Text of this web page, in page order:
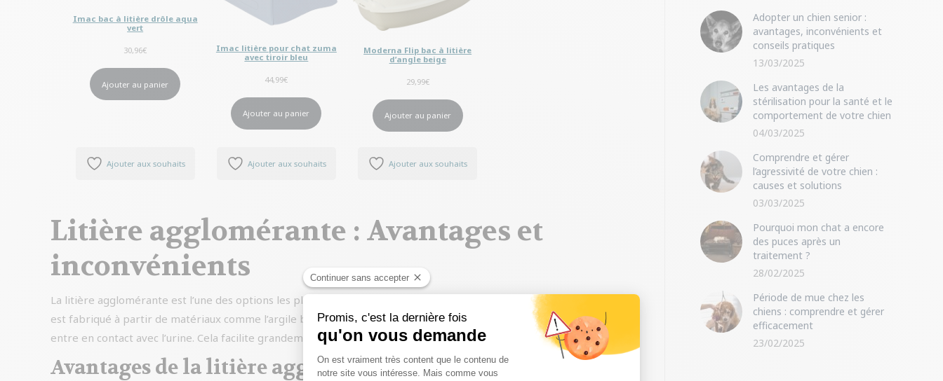
Imac bac à litière drôle aqua
vert
30,96€
Ajouter au panier
Ajouter aux souhaits
Imac litière pour chat zuma
avec tiroir bleu
44,99€
Ajouter au panier
Ajouter aux souhaits
Moderna Flip bac à litière
d’angle beige
29,99€
Ajouter au panier
Ajouter aux souhaits
Litière agglomérante : Avantages et
inconvénients
La litière agglomérante est l’une des options les plus populaires parmi les propriétaires de chats. Ce type de litière
est fabriqué à partir de matériaux comme l’argile bentonite, qui a la capacité de former des amas solides lorsqu’elle
entre en contact avec l’urine. Cela facilite grandement le nettoyage et le maintien de la propreté de la litière.
Avantages de la litière agglomérante
Adopter un chien senior :
avantages, inconvénients et
conseils pratiques
13/03/2025
Les avantages de la
stérilisation pour la santé et le
comportement de votre chien
04/03/2025
Comprendre et gérer
l’agressivité de votre chien :
causes et solutions
03/03/2025
Pourquoi mon chat a encore
des puces après un
traitement ?
28/02/2025
Période de mue chez les
chiens : comprendre et gérer
efficacement
23/02/2025